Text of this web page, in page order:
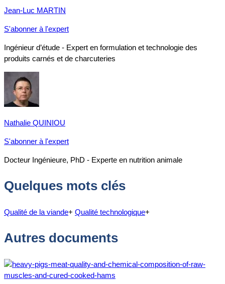
Jean-Luc MARTIN
S'abonner à l'expert
Ingénieur d’étude - Expert en formulation et technologie des
produits carnés et de charcuteries
Nathalie QUINIOU
S'abonner à l'expert
Docteur Ingénieure, PhD - Experte en nutrition animale
Quelques mots clés
Qualité de la viande+ Qualité technologique+
Autres documents